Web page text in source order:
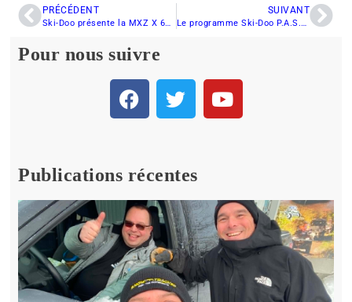
PRÉCÉDENT
Ski-Doo présente la MXZ X 600RS 2023
SUIVANT
Le programme Ski-Doo P.A.S.S. finance des projets de clubs
Pour nous suivre
Publications récentes